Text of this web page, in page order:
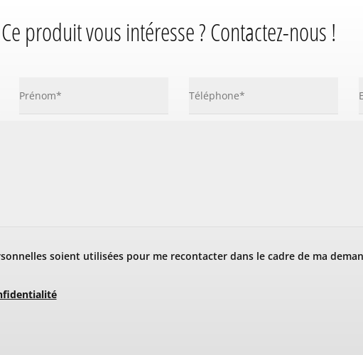
Ce produit vous intéresse ? Contactez-nous !
soient utilisées pour me recontacter dans le cadre de ma